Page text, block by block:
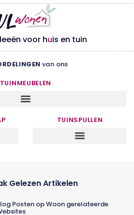
voor huis en tuin
van ons
TUINMEUBELEN
TUINSPULLEN
Gelezen Artikelen
Posten op Woon gerelateerde